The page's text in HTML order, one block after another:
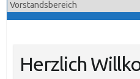
Herzlich